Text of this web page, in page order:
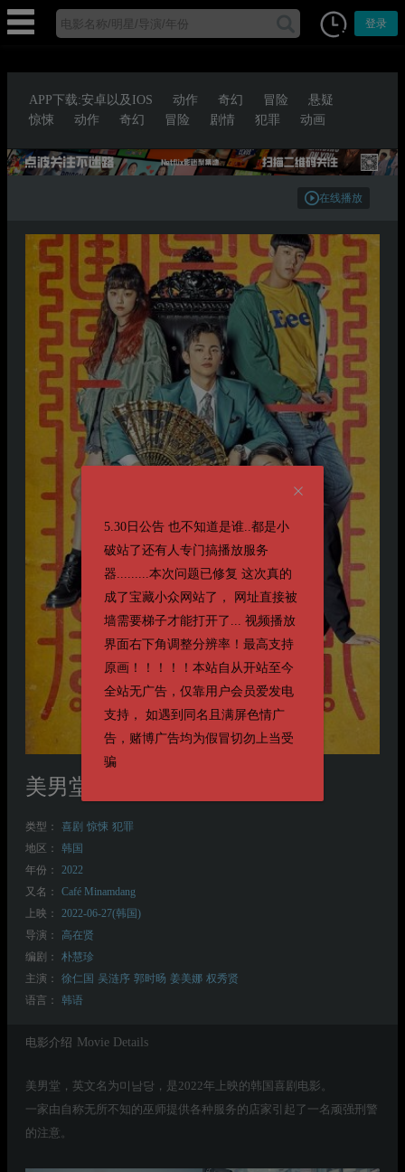
登录
5.30日公告 也不知道是谁..都是小
破站了还有人专门搞播放服务
器.........本次问题已修复 这次真的
成了宝藏小众网站了， 网址直接被
墙需要梯子才能打开了... 视频播放
界面右下角调整分辨率！最高支持
原画！！！！！本站自从开站至今
全站无广告，仅靠用户会员爱发电
支持， 如遇到同名且满屏色情广
告，赌博广告均为假冒切勿上当受
骗
APP下载:安卓以及IOS 动作 奇幻 冒险
悬疑
惊悚
动作 奇幻 冒险 剧情 犯罪 动画
在线播放
美男堂
类型： 喜剧 惊悚 犯罪
地区：
韩国
年份：
2022
又名：
Café Minamdang
上映：
2022-06-27(韩国)
导演：
高在贤
编剧：
朴慧珍
主演：
徐仁国 吴涟序 郭时旸 姜美娜 权秀贤
语言：
韩语
电影介绍 Movie Details
美男堂，英文名为미남당，是2022年上映的韩国喜剧电影。
一家由自称无所不知的巫师提供各种服务的店家引起了一名顽强刑警
的注意。